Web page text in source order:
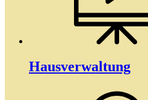
Haus­­verwaltung